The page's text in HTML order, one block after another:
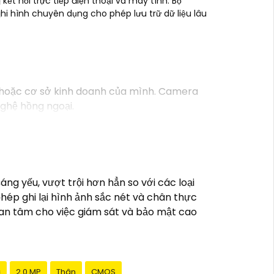
hình chuyên dụng cho phép lưu trữ dữ liệu lâu
cơ sở kinh doanh của mình. Camera
hồng ngoại.
khả năng quan sát trong đêm- Kết nối:
internet từ xa- Chức năng cảnh báo:
đình và công việc của bạn. Bạn có thể
yếu, vượt trội hơn hẳn so với các loại
ghi lại hình ảnh sắc nét và chân thực
tâm cho việc giám sát và bảo mật cao